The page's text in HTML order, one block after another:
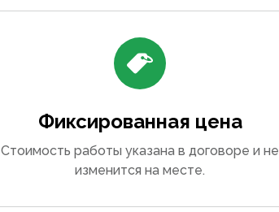
Фиксированная цена
Стоимость работы указана в договоре и не
изменится на месте.